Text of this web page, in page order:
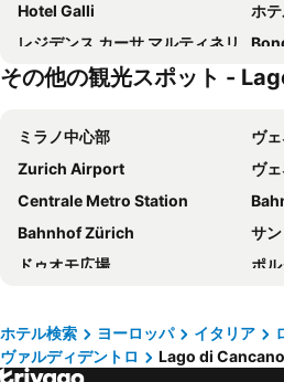
Hotel Galli
ホ
レジデンス カーサ マルティネリ
ホテル ナツィオナーレ
ホテル テオラ
ホテル インターアルペン
Hotel Galli's - Centro
ホテル レジデンス サンクト アントン
Hotel Piccolo Mondo
ホ
Alpino Lodge Bivio
Hotel Victoria
ホテル
その他の観光スポット -
ミラノ中心部
ヴェ
Zurich Airport
ヴ
Centrale Metro Station
Bahnhof Zürich
サ
ドゥオモ広場
ポ
ヴェネツィア・テッセラ空港
ミ
ノイシュヴァンシュタイン城
Silvio
ホテル検索 ヨーロッパ イタリア
ヴァルディデントロ
Lago di Cancano